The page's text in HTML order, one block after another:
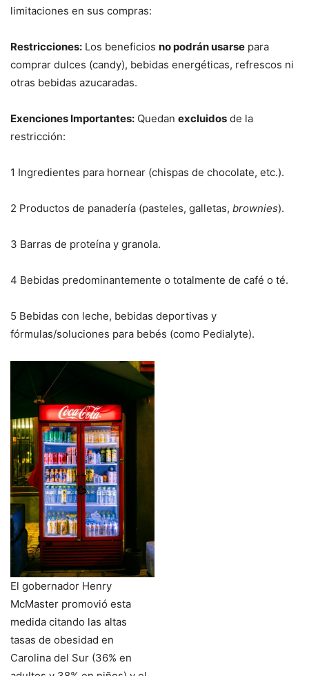
limitaciones en sus compras:
Restricciones: Los beneficios no podrán usarse para
comprar dulces (candy), bebidas energéticas, refrescos ni
otras bebidas azucaradas.
Exenciones Importantes: Quedan excluidos de la
restricción:
1 Ingredientes para hornear (chispas de chocolate, etc.).
2 Productos de panadería (pasteles, galletas, brownies).
3 Barras de proteína y granola.
4 Bebidas predominantemente o totalmente de café o té.
5 Bebidas con leche, bebidas deportivas y
fórmulas/soluciones para bebés (como Pedialyte).
El gobernador Henry
McMaster promovió esta
medida citando las altas
tasas de obesidad en
Carolina del Sur (36% en